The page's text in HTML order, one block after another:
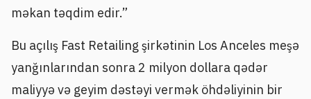
məkan təqdim edir.”
Bu açılış Fast Retailing şirkətinin Los Anceles meşə
yanğınlarından sonra 2 milyon dollara qədər
maliyyə və geyim dəstəyi vermək öhdəliyinin bir